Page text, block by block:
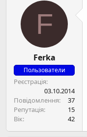
F
Ferka
Пользователи
Реєстрація
03.10.2014
Повідомлення
37
Репутація
15
Вік
42